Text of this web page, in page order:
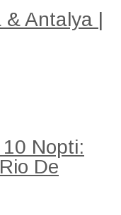
& Antalya |
Nopti:
De